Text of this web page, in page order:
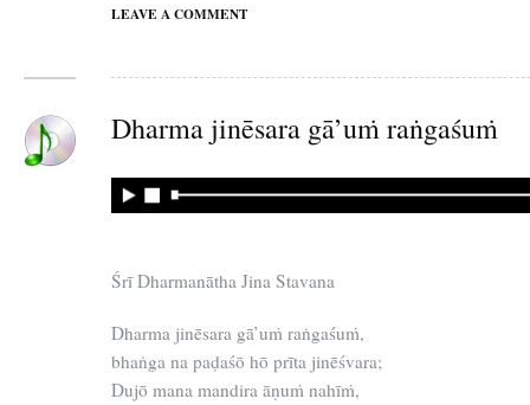
LEAVE A COMMENT
Dharma jinēsara gā’uṁ raṅgaśuṁ
Śrī Dharmanātha Jina Stavana
Dharma jinēsara gā’uṁ raṅgaśuṁ,
bhaṅga na paḍaśō hō prīta jinēśvara;
Dujō mana mandira āṇuṁ nahīṁ,